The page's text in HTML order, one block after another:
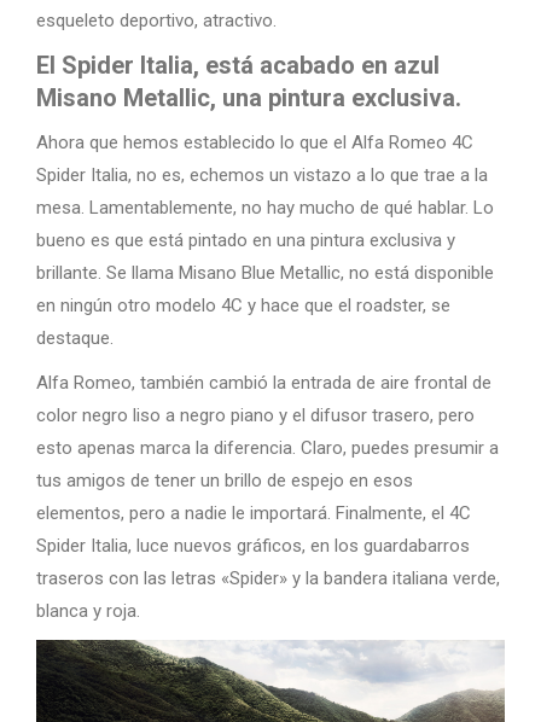
esqueleto deportivo, atractivo.
El Spider Italia, está acabado en azul
Misano Metallic, una pintura exclusiva.
Ahora que hemos establecido lo que el Alfa Romeo 4C
Spider Italia, no es, echemos un vistazo a lo que trae a la
mesa. Lamentablemente, no hay mucho de qué hablar. Lo
bueno es que está pintado en una pintura exclusiva y
brillante. Se llama Misano Blue Metallic, no está disponible
en ningún otro modelo 4C y hace que el roadster, se
destaque.
Alfa Romeo, también cambió la entrada de aire frontal de
color negro liso a negro piano y el difusor trasero, pero
esto apenas marca la diferencia. Claro, puedes presumir a
tus amigos de tener un brillo de espejo en esos
elementos, pero a nadie le importará. Finalmente, el 4C
Spider Italia, luce nuevos gráficos, en los guardabarros
traseros con las letras «Spider» y la bandera italiana verde,
blanca y roja.